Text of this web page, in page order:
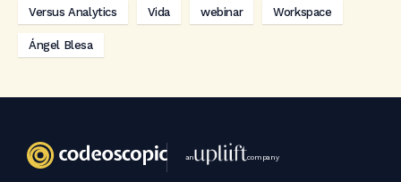
Versus Analytics Vida webinar Workspace
Ángel Blesa
an company